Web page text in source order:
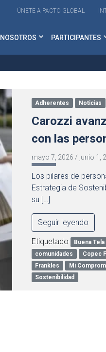
ÚNETE A PACTO GLOBAL
NOSOTROS PARTICIPANTES
Adherentes Noticias
Carozzi
con las
mayo 7, 2026 / junio 1,
Los pilares de
Estrategia de
su […]
Seguir leyendo
Etiquetado Buena Tela
comunidades
Copec
Frankles
Mi
Sostenibilidad